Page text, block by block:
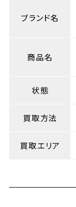
ブランド名
商品名
状態
買取方法
買取エリア